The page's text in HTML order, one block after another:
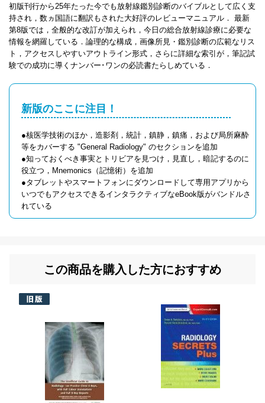
初版刊行から25年たった今でも放射線鑑別診断のバイブルとして広く支
持され，数ヵ国語に翻訳もされた大好評のレビューマニュアル． 最新
第8版では，全般的な改訂が加えられ，今日の総合放射線診療に必要な
情報を網羅している．論理的な構成，画像所見・鑑別診断の広範なリス
ト，アクセスしやすいアウトライン形式，さらに詳細な索引が，筆記試
験での成功に導くナンバー･ワンの必読書たらしめている．
新版のここに注目！
●核医学技術のほか，造影剤，統計，鎮静，鎮痛，および局所麻酔
等をカバーする "General Radiology" のセクションを追加
●知っておくべき事実とトリビアを見つけ，見直し，暗記するのに
役立つ，Mnemonics（記憶術）を追加
●タブレットやスマートフォンにダウンロードして専用アプリから
いつでもアクセスできるインタラクティブなeBook版がバンドルさ
れている
この商品を購入した方におすすめ